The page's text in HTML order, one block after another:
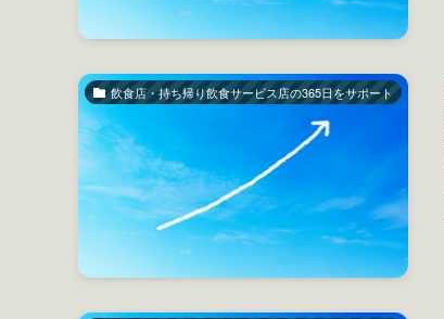
飲食店・持ち帰り飲食サービス店の365日をサポート